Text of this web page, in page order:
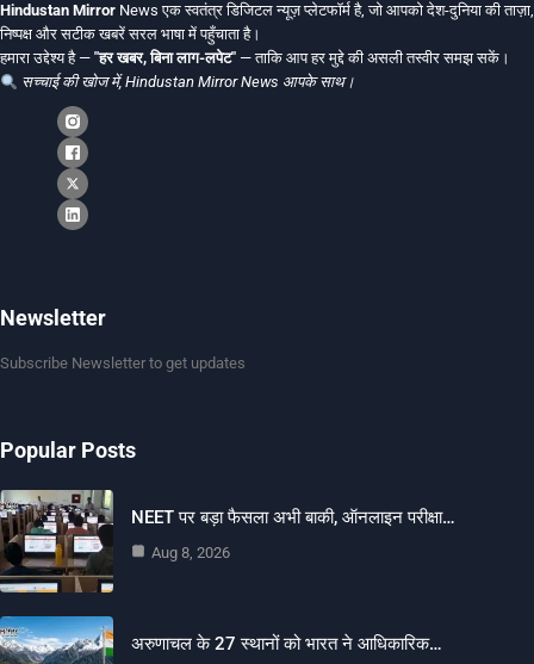
Hindustan Mirror News एक स्वतंत्र डिजिटल न्यूज़ प्लेटफॉर्म है, जो आपको देश-दुनिया की ताज़ा,
निष्पक्ष और सटीक खबरें सरल भाषा में पहुँचाता है।
हमारा उद्देश्य है — "हर खबर, बिना लाग-लपेट" — ताकि आप हर मुद्दे की असली तस्वीर समझ सकें।
सच्चाई की खोज में, Hindustan Mirror News आपके साथ।
Newsletter
Subscribe Newsletter to get updates
Popular Posts
NEET पर बड़ा फैसला अभी बाकी, ऑनलाइन परीक्षा…
Aug 8, 2026
अरुणाचल के 27 स्थानों को भारत ने आधिकारिक…